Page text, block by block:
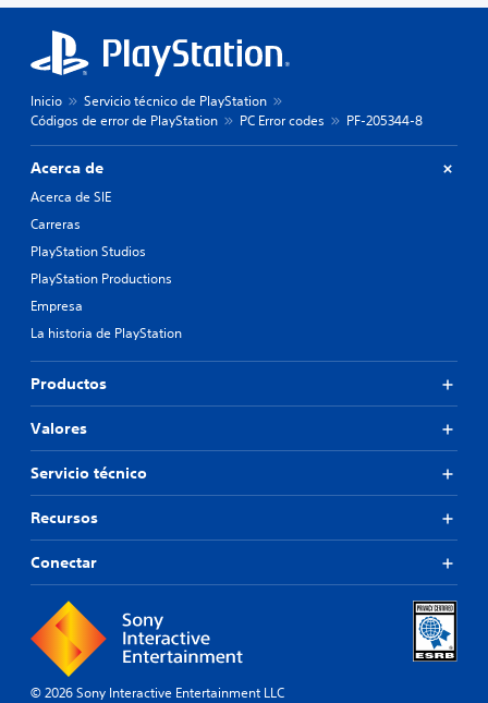
Inicio
Servicio técnico de PlayStation
Códigos de error de PlayStation
PC Error codes PF-205344-8
Acerca de
Acerca de SIE
Carreras
PlayStation Studios
PlayStation Productions
Empresa
La historia de PlayStation
Productos
Valores
Servicio técnico
Recursos
Conectar
© 2026 Sony Interactive Entertainment LLC